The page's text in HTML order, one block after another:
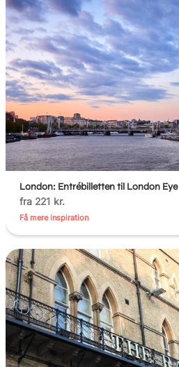
London: Entrébilletten til London Eye
fra 221 kr.
Få mere inspiration